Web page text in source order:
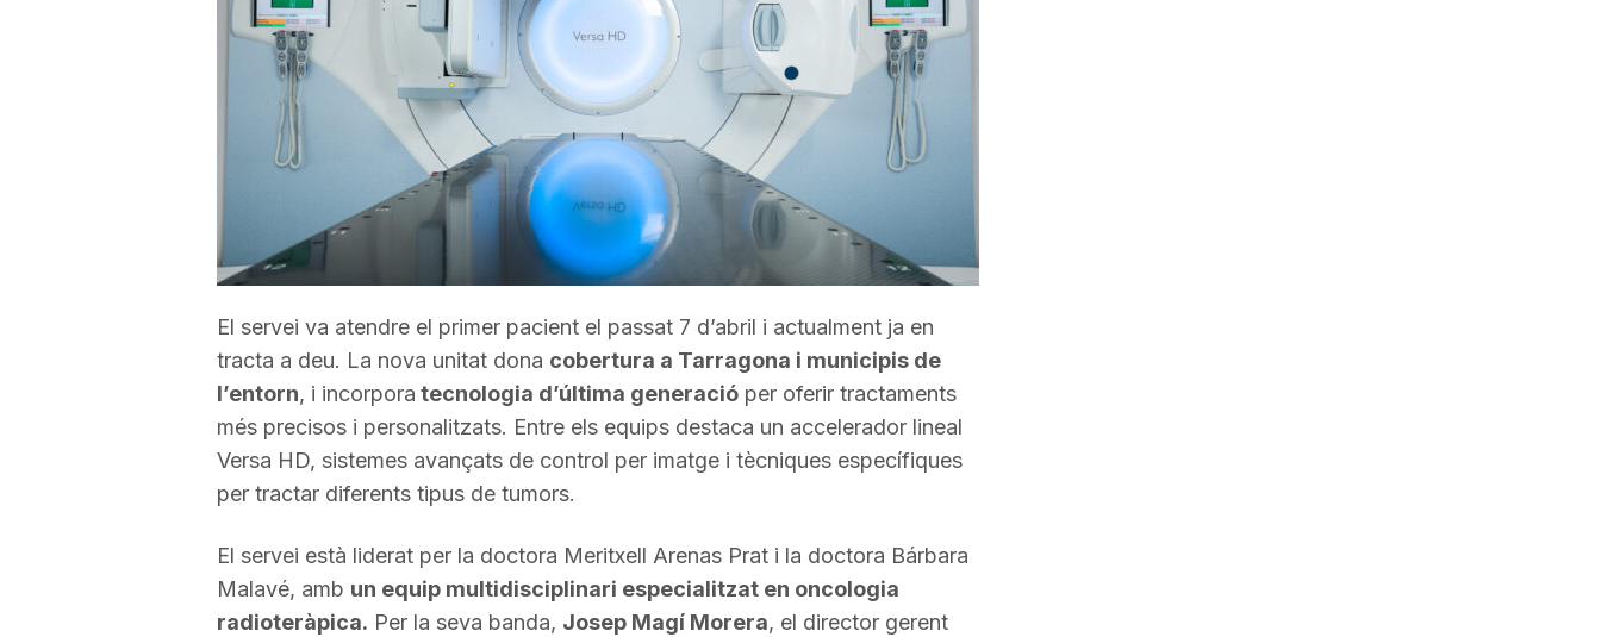
a
n
a
volum.
El servei va atendre el primer pacient el passat 7 d’abril i actualment ja en
tracta a deu. La nova unitat dona cobertura a Tarragona i municipis de
l’entorn, i incorpora tecnologia d’última generacióper oferir tractaments
més precisos i personalitzats. Entre els equips destaca un accelerador lineal
Versa HD, sistemes avançats de control per imatge i tècniques específiques
per tractar diferents tipus de tumors.
El servei està liderat per la doctora Meritxell Arenas Prat i la doctora Bárbara
Malavé, amb un equip multidisciplinari especialitzat en oncologia
radioteràpica. Per la seva banda, Josep Magí Morera, el director gerent